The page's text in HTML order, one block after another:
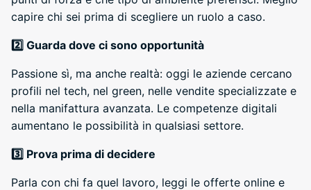
capire chi sei prima di scegliere un ruolo a caso.
2️ Guarda dove ci sono opportunità
Passione sì, ma anche realtà: oggi le aziende cercano
profili nel tech, nel green, nelle vendite specializzate e
nella manifattura avanzata. Le competenze digitali
aumentano le possibilità in qualsiasi settore.
3️ Prova prima di decidere
Parla con chi fa quel lavoro, leggi le offerte online e